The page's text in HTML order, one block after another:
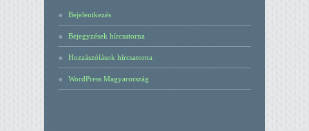
Bejelentkezés
Bejegyzések hírcsatorna
Hozzászólások hírcsatorna
WordPress Magyarország